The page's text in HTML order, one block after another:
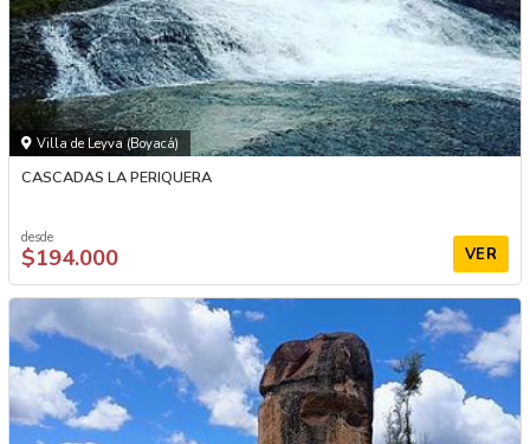
Villa de Leyva (Boyacá)
CASCADAS LA PERIQUERA
desde
$194.000 VER